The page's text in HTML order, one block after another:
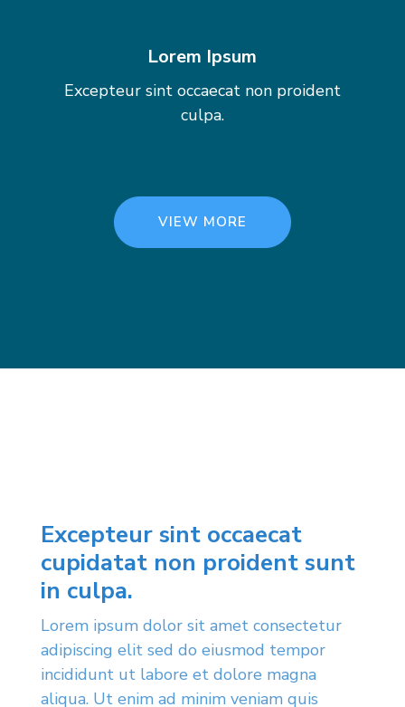
Lorem Ipsum
Excepteur sint occaecat non proident
culpa.
VIEW MORE
Excepteur sint occaecat
cupidatat non proident sunt
in culpa.
Lorem ipsum dolor sit amet consectetur
adipiscing elit sed do eiusmod tempor
incididunt ut labore et dolore magna
aliqua. Ut enim ad minim veniam quis